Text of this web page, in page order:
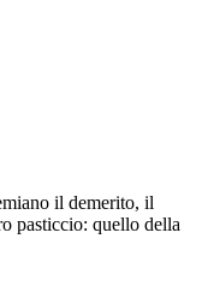
il demerito, il
pasticcio: quello della